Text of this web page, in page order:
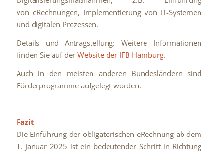
von eRechnungen, Implementierung von IT-Systemen
und digitalen Prozessen.
Details und Antragstellung: Weitere Informationen
finden Sie auf der Website der IFB Hamburg.
Auch in den meisten anderen Bundesländern sind
Förderprogramme aufgelegt worden.
Fazit
Die Einführung der obligatorischen eRechnung ab dem
1. Januar 2025 ist ein bedeutender Schritt in Richtung